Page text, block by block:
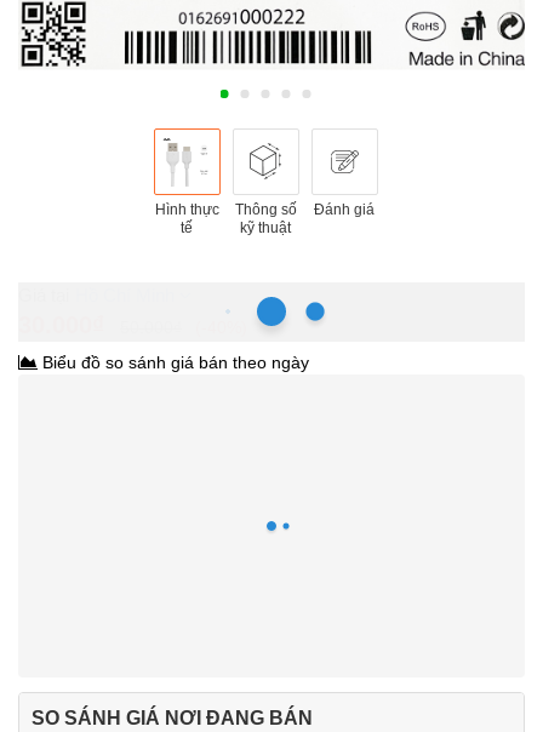
Hình thực
tế
Thông số
kỹ thuật
Đánh giá
Biểu đồ so sánh giá bán theo ngày
SO SÁNH GIÁ NƠI ĐANG BÁN